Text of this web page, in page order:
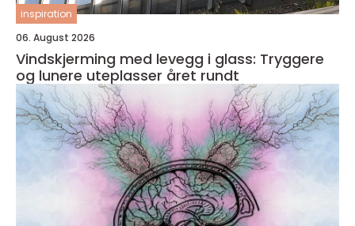
inspiration
06. August 2026
Vindskjerming med levegg i glass: Tryggere
og lunere uteplasser året rundt